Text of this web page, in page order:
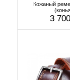
Кожаный
3